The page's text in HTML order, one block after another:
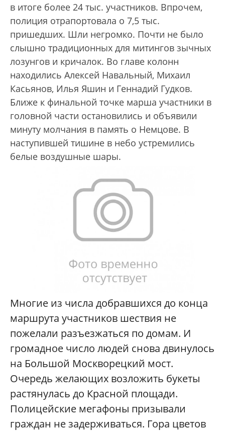
в итоге более 24 тыс. участников. Впрочем,
полиция отрапортовала о 7,5 тыс.
пришедших. Шли негромко. Почти не было
слышно традиционных для митингов зычных
лозунгов и кричалок. Во главе колонн
находились Алексей Навальный, Михаил
Касьянов, Илья Яшин и Геннадий Гудков.
Ближе к финальной точке марша участники в
головной части остановились и объявили
минуту молчания в память о Немцове. В
наступившей тишине в небо устремились
белые воздушные шары.
Многие из числа добравшихся до конца
маршрута участников шествия не
пожелали разъезжаться по домам. И
громадное число людей снова двинулось
на Большой Москворецкий мост.
Очередь желающих возложить букеты
растянулась до Красной площади.
Полицейские мегафоны призывали
граждан не задерживаться. Гора цветов